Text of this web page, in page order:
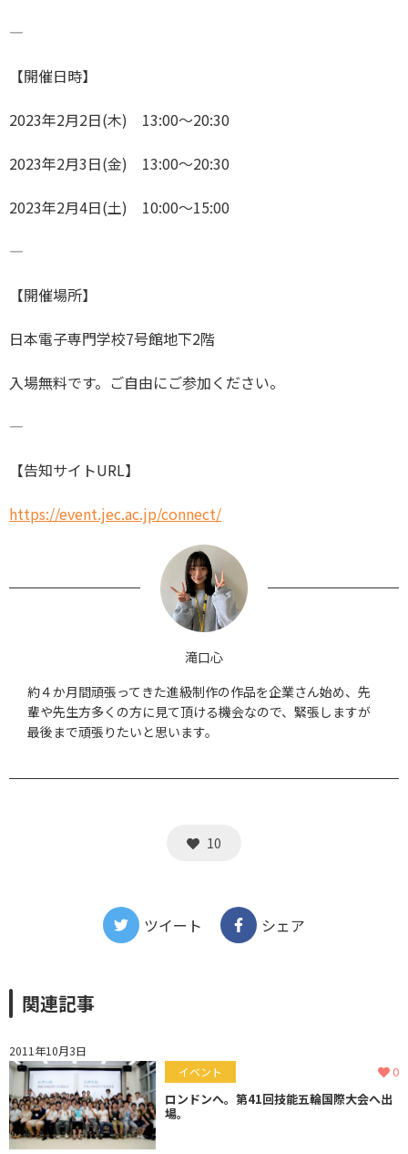
―
【開催日時】
2023年2月2日(木) 13:00〜20:30
2023年2月3日(金) 13:00〜20:30
2023年2月4日(土) 10:00〜15:00
―
【開催場所】
日本電子専門学校7号館地下2階
入場無料です。ご自由にご参加ください。
―
【告知サイトURL】
https://event.jec.ac.jp/connect/
滝口心
約４か月間頑張ってきた進級制作の作品を企業さん始め、先
輩や先生方多くの方に見て頂ける機会なので、緊張しますが
最後まで頑張りたいと思います。
10
ツイート シェア
関連記事
2011年10月3日
イベント
0
ロンドンへ。第41回技能五輪国際大会へ出
場。